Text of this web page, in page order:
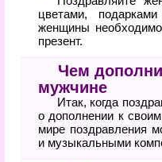
цветами,
женщины
презент.
Чем
мужчине
Итак, когда
о дополнении к
мире поздравления
и музыкальными